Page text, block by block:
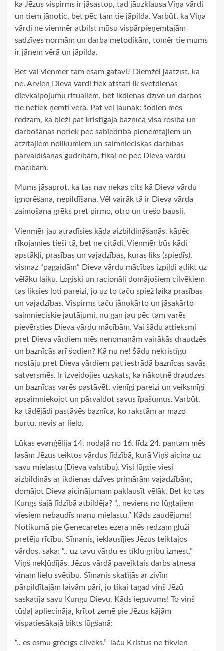
ka Jēzus vispirms ir jāsastop, tad jāuzklausa Viņa vārdi
un tiem jānotic, bet pēc tam tie jāpilda. Varbūt, ka Viņa
vārdi ne vienmēr atbilst mūsu vispārpieņemtajām
sadzīves normām un darba metodikām, tomēr tie mums
ir jāņem vērā un jāpilda.
Bet vai vienmēr tam esam gatavi? Diemžēl jāatzīst, ka
ne. Arvien Dieva vārdi tiek atstāti ik svētdienas
dievkalpojumu rituāliem, bet ikdienas dzīvē un darbos
tie netiek ņemti vērā. Pat vēl ļaunāk: šodien mēs
redzam, ka bieži pat kristīgajā baznīcā visa rosība un
darbošanās notiek pēc sabiedrībā pieņemtajiem un
atzītajiem nolikumiem un saimnieciskās darbības
pārvaldīšanas gudrībām, tikai ne pēc Dieva vārdu
mācībām.
Mums jāsaprot, ka tas nav nekas cits kā Dieva vārdu
ignorēšana, nepildīšana. Vēl vairāk tā ir Dieva vārda
zaimošana grēks pret pirmo, otro un trešo bausli.
Vienmēr jau atradīsies kāda aizbildināšanās, kāpēc
rīkojamies tieši tā, bet ne citādi. Vienmēr būs kādi
apstākļi, prasības un vajadzības, kuras liks (spiedīs),
vismaz “pagaidām” Dieva vārdu mācības izpildi atlikt uz
vēlāku laiku. Loģiski un racionāli domājošiem cilvēkiem
tas liksies ļoti pareizi, jo uz to taču spiež laika prasības
un vajadzības. Vispirms taču jānokārto un jāsakārto
saimnieciskie jautājumi, nu gan jau pēc tam varēs
pievērsties Dieva vārdu mācībām. Vai šādu attieksmi
pret Dieva vārdiem mēs nenomanām vairākās draudzēs
un baznīcās arī šodien? Kā nu ne! Šādu nekristīgu
nostāju pret Dieva vārdiem pat iestrādā baznīcas savās
satversmēs. Ir izveidojies uzskats, ka nākotnē draudzes
un baznīcas varēs pastāvēt, vienīgi pareizi un veiksmīgi
apsaimniekojot un pārvaldot savus īpašumus. Varbūt,
ka tādējādi pastāvēs baznīca, ko rakstām ar mazo
burtu, nevis ar lielo.
Lūkas evaņģēlija 14. nodaļā no 16. līdz 24. pantam mēs
lasām Jēzus teiktos vārdus līdzībā, kurā Viņš aicina uz
savu mielastu (Dieva valstību). Visi lūgtie viesi
aizbildinās ar ikdienas dzīves primārām vajadzībām,
domājot Dieva aicinājumam paklausīt vēlāk. Bet ko tas
Kungs šajā līdzībā atbildēja? “.. neviens no lūgtajiem
viesiem nebaudīs manu mielastu.” Kāds zaudējums!
Notikumā pie Ģenecaretes ezera mēs redzam gluži
pretēju rīcību. Sīmanis, ieklausījies Jēzus teiktajos
vārdos, saka: “.. uz tavu vārdu es tīklu gribu izmest.”
Viņš nekļūdījās. Jēzus vārdā paveiktais darbs atnesa
viņam lielu svētību. Sīmanis skatījās ar zivīm
pārpildītajām laivām pāri, jo tikai tagad viņš Jēzū
saskatīja savu Kungu Dievu. Kāds ieguvums! To viņš
tūdaļ apliecināja, krītot zemē pie Jēzus kājām
vispatiesākajā bikts lūgšanā:
“.. es esmu grēcīgs cilvēks.” Taču Kristus ne tikvien